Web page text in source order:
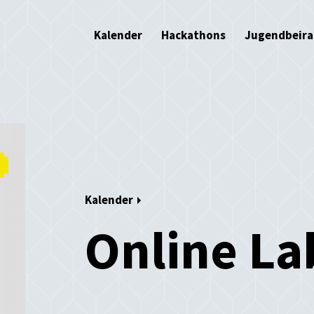
Kalender Hackathons
Kalender
Online